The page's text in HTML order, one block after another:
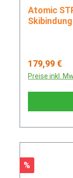
Atomic STRIVE 12 GW Bent Chetler
Skibindung
Regulärer
179,99 €
Preise inkl.
Rabatt
%